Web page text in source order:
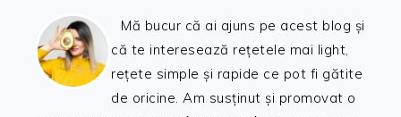
Mă bucur că ai ajuns pe acest blog și
că te interesează rețetele mai light,
rețete simple și rapide ce pot fi gătite
de oricine. Am susținut și promovat o